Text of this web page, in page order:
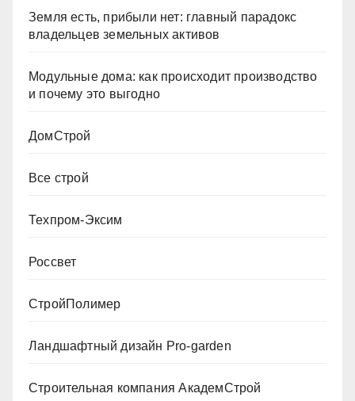
Земля есть, прибыли нет: главный парадокс
владельцев земельных активов
Модульные дома: как происходит производство
и почему это выгодно
ДомСтрой
Все строй
Техпром-Эксим
Россвет
СтройПолимер
Ландшафтный дизайн Pro-garden
Строительная компания АкадемСтрой